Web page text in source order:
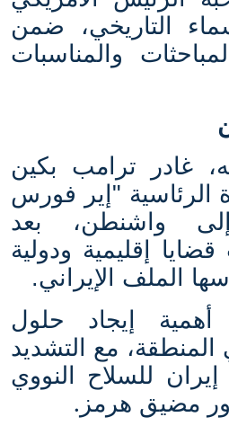
التاريخي، ضمن
والمناسبات
غادر ترامب بكين
الرئاسية "إير فورس
واشنطن، بعد
إقليمية ودولية
الملف الإيراني.
أهمية إيجاد حلول
مع التشديد
للسلاح النووي
مضيق هرمز .